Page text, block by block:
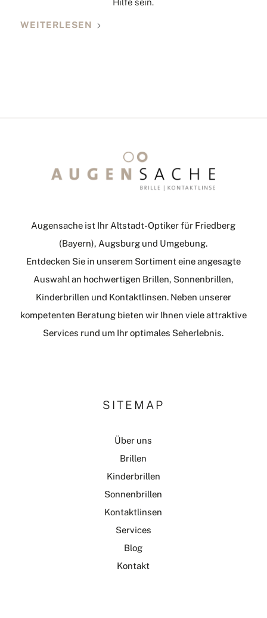
WEITERLESEN
Augensache ist Ihr Altstadt-Optiker für Friedberg
(Bayern), Augsburg und Umgebung.
Entdecken Sie in unserem Sortiment eine angesagte
Auswahl an hochwertigen Brillen, Sonnenbrillen,
Kinderbrillen und Kontaktlinsen. Neben unserer
kompetenten Beratung bieten wir Ihnen viele attraktive
Services rund um Ihr optimales Seherlebnis.
SITEMAP
Über uns
Brillen
Kinderbrillen
Sonnenbrillen
Kontaktlinsen
Services
Blog
Kontakt